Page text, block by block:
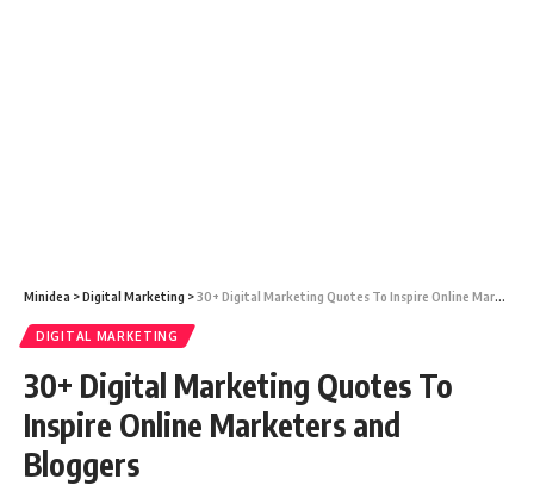
Minidea >Digital Marketing >30+ Digital Marketing Quotes To Inspire Online Marketers and Bloggers
DIGITAL MARKETING
30+ Digital Marketing Quotes To
Inspire Online Marketers and
Bloggers